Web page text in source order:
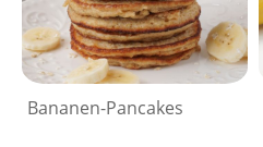
Bananen-Pancakes